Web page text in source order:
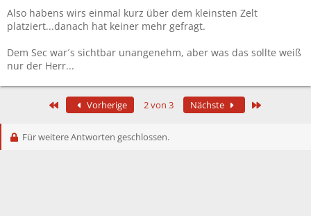
Also habens wirs einmal kurz über dem kleinsten Zelt
platziert...danach hat keiner mehr gefragt.
Dem Sec war´s sichtbar unangenehm, aber was das sollte weiß
nur der Herr...
Erste Vorherige 2 von 3 Nächste
Für weitere Antworten geschlossen.